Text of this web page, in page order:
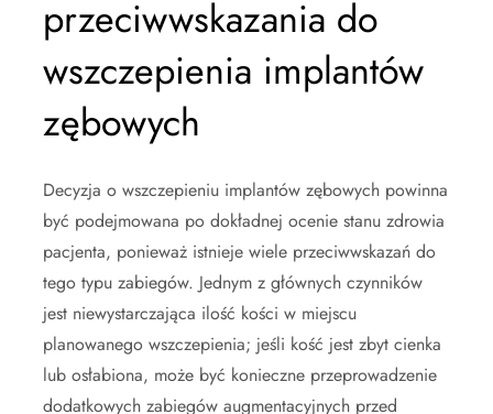
przeciwwskazania do
wszczepienia implantów
zębowych
Decyzja o wszczepieniu implantów zębowych powinna
być podejmowana po dokładnej ocenie stanu zdrowia
pacjenta, ponieważ istnieje wiele przeciwwskazań do
tego typu zabiegów. Jednym z głównych czynników
jest niewystarczająca ilość kości w miejscu
planowanego wszczepienia; jeśli kość jest zbyt cienka
lub osłabiona, może być konieczne przeprowadzenie
dodatkowych zabiegów augmentacyjnych przed